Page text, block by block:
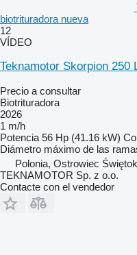
biotrituradora nueva
12
VÍDEO
Teknamotor Skorpion 250
Precio a consultar
Biotrituradora
2026
1 m/h
Potencia 56 Hp (41.16 kW)
Diámetro máximo de las
Polonia, Ostrowiec
TEKNAMOTOR Sp. z o.o.
Contacte con el vendedor